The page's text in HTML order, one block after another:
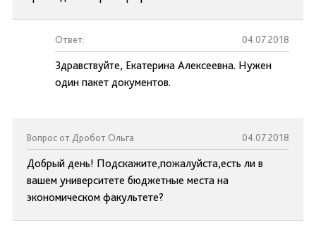
Ответ: 04.07.2018
Здравствуйте, Екатерина Алексеевна. Нужен
один пакет документов.
Вопрос от Дробот Ольга 04.07.2018
Добрый день! Подскажите,пожалуйста,есть ли в
вашем университете бюджетные места на
экономическом факультете?